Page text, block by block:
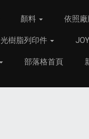
顏料 依照
光樹脂列印件
部落格首頁